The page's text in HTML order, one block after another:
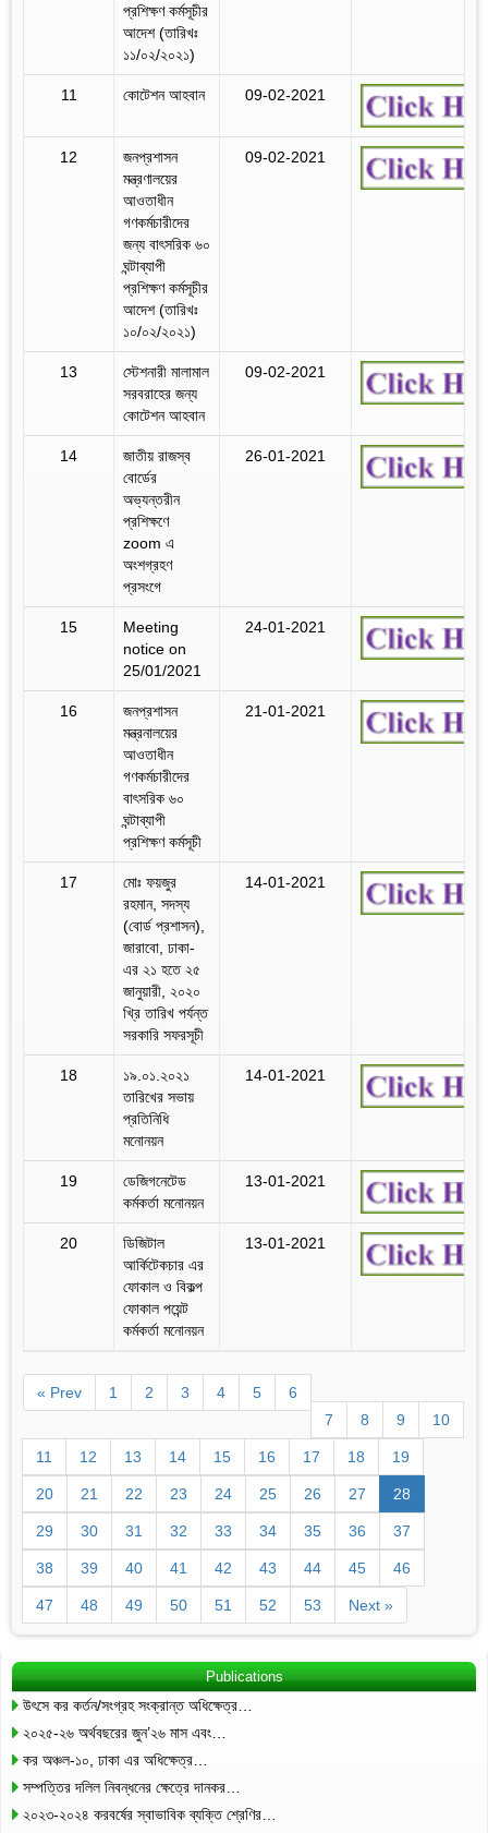
প্রশিক্ষণ কর্মসূচীর
আদেশ (তারিখঃ
১১/০২/২০২১)
11 কোটেশন আহবান 09-02-2021
12
জনপ্রশাসন
মন্ত্রণালয়ের
আওতাধীন
গণকর্মচারীদের
জন্য বাৎসরিক ৬০
ঘন্টাব্যাপী
প্রশিক্ষণ কর্মসূচীর
আদেশ (তারিখঃ
১০/০২/২০২১)
09-02-2021
13
স্টেশনারী মালামাল
সরবরাহের জন্য
কোটেশন আহবান
09-02-2021
14
জাতীয় রাজস্ব
বোর্ডের
অভ্যন্তরীন
প্রশিক্ষণে
zoom এ
অংশগ্রহণ
প্রসংগে
26-01-2021
15
Meeting
notice on
25/01/2021
24-01-2021
16
জনপ্রশাসন
মন্ত্রনালয়ের
আওতাধীন
গণকর্মচারীদের
বাৎসরিক ৬০
ঘন্টাব্যাপী
প্রশিক্ষণ কর্মসূচী
21-01-2021
17
মোঃ ফয়জুর
রহমান, সদস্য
(বোর্ড প্রশাসন),
জারাবো, ঢাকা-
এর ২১ হতে ২৫
জানুয়ারী, ২০২০
খ্রি তারিখ পর্যন্ত
সরকারি সফরসূচী
14-01-2021
18
১৯.০১.২০২১
তারিখের সভায়
প্রতিনিধি
মনোনয়ন
14-01-2021
19
ডেজিগনেটেড
কর্মকর্তা মনোনয়ন
13-01-2021
20
ডিজিটাল
আর্কিটেকচার এর
ফোকাল ও বিকল্প
ফোকাল পয়েন্ট
কর্মকর্তা মনোনয়ন
13-01-2021
« Prev 1 2 3 4 5
6
7
8 9 10
11 12 13 14 15 16 17 18 19
20 21 22 23 24 25 26 27 28
29 30 31 32 33 34 35 36 37
38 39 40 41 42 43 44 45 46
47 48 49 50 51 52 53 Next »
Publications
উৎসে কর কর্তন/সংগ্রহ সংক্রান্ত অধিক্ষেত্র…
২০২৫-২৬ অর্থবছরের জুন’২৬ মাস এবং…
কর অঞ্চল-১০, ঢাকা এর অধিক্ষেত্র…
সম্পত্তির দলিল নিবন্ধনের ক্ষেত্রে দানকর…
২০২৩-২০২৪ করবর্ষের স্বাভাবিক ব্যক্তি শ্রেণির…